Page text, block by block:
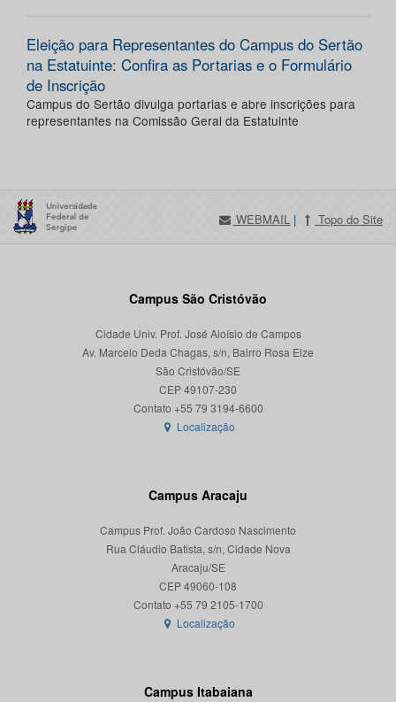
Eleição para Representantes do Campus do Sertão
na Estatuinte: Confira as Portarias e o Formulário
de Inscrição
Campus do Sertão divulga portarias e abre inscrições para
representantes na Comissão Geral da Estatuinte
WEBMAIL | Topo do Site
Campus São Cristóvão
Cidade Univ. Prof. José Aloísio de Campos
Av. Marcelo Deda Chagas, s/n, Bairro Rosa Elze
São Cristóvão/SE
CEP 49107-230
Localização
Campus Aracaju
Campus Prof. João Cardoso Nascimento
Rua Cláudio Batista, s/n, Cidade Nova
Aracaju/SE
CEP 49060-108
Localização
Campus Itabaiana